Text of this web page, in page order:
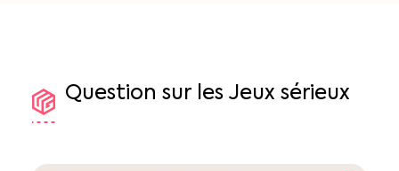
Question sur les Jeux sérieux